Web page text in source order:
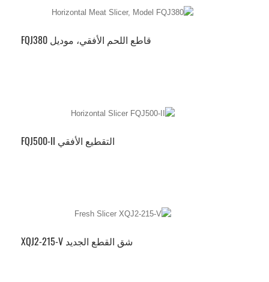
قاطع اللحم الأفقي، موديل FQJ380
التقطيع الأفقي FQJ500-II
شق القطع الجديد XQJ2-215-V